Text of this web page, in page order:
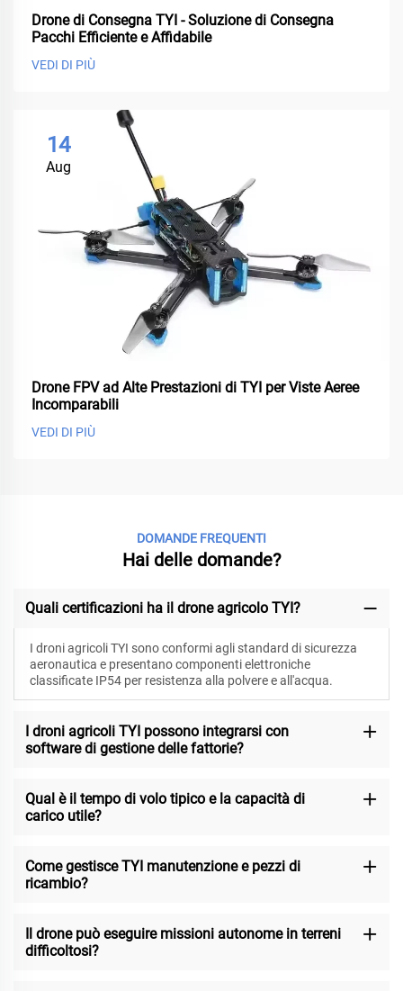
Drone di Consegna TYI - Soluzione di Consegna
Pacchi Efficiente e Affidabile
VEDI DI PIÙ
14
Aug
Drone FPV ad Alte Prestazioni di TYI per Viste Aeree
Incomparabili
VEDI DI PIÙ
DOMANDE FREQUENTI
Hai delle domande?
Quali certificazioni ha il drone agricolo TYI?
I droni agricoli TYI sono conformi agli standard di sicurezza
aeronautica e presentano componenti elettroniche
classificate IP54 per resistenza alla polvere e all'acqua.
I droni agricoli TYI possono integrarsi con
software di gestione delle fattorie?
Qual è il tempo di volo tipico e la capacità di
carico utile?
Come gestisce TYI manutenzione e pezzi di
ricambio?
Il drone può eseguire missioni autonome in terreni
difficoltosi?